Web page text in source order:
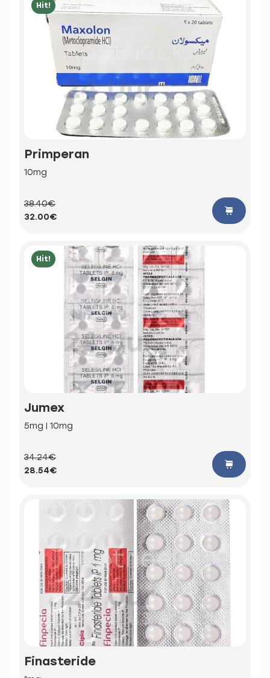
Hit!
Primperan
10mg
38.40€
32.00€
Hit!
Jumex
5mg | 10mg
34.24€
28.54€
Finasteride